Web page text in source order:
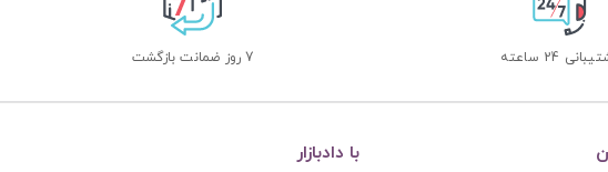
24 ساعته 7 روز ضمانت بازگشت
با دادبازار